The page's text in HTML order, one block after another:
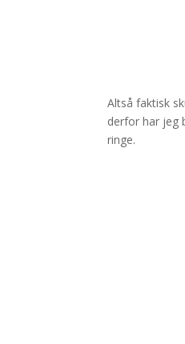
Altså faktisk
derfor har jeg
ringe.